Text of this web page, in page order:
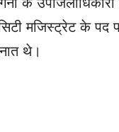
मजिस्ट्रेट के
थे।